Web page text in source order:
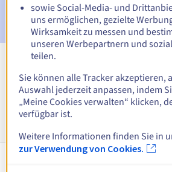
Benachrichtigung über die Löschung
Alle Endungen
Informationen
sowie Social-Media- und
uns ermöglichen, gezielte
Wirksamkeit zu messen und
unseren Werbepartnern und
teilen.
Sie können alle Tracker akzeptieren,
Auswahl jederzeit anpassen, indem
„Meine Cookies verwalten“ klicken,
verfügbar ist.
Weitere Informationen finden Sie in
zur Verwendung von Cookies.